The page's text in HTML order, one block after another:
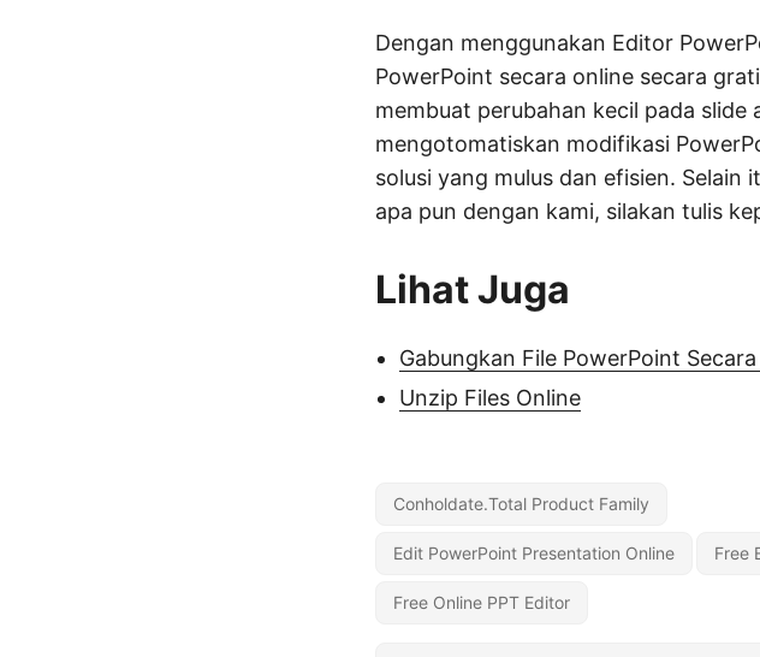
Dengan menggunakan Editor
PowerPoint secara online secara
membuat perubahan kecil pada
mengotomatiskan modifikasi
solusi yang mulus dan efisien. Selain
apa pun dengan kami, silakan tulis
Lihat Juga
Gabungkan File PowerPoint
Unzip Files Online
Conholdate.Total Product Family
Edit PowerPoint Presentation Online Free
Free Online PPT Editor